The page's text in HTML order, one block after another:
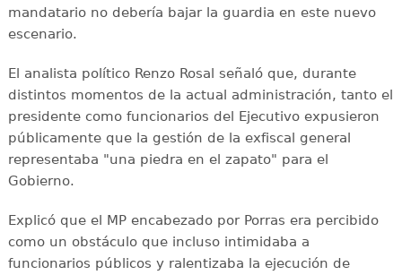
mandatario no debería bajar la guardia en este nuevo
escenario.
El analista político Renzo Rosal señaló que, durante
distintos momentos de la actual administración, tanto el
presidente como funcionarios del Ejecutivo expusieron
públicamente que la gestión de la exfiscal general
representaba "una piedra en el zapato" para el
Gobierno.
Explicó que el MP encabezado por Porras era percibido
como un obstáculo que incluso intimidaba a
funcionarios públicos y ralentizaba la ejecución de